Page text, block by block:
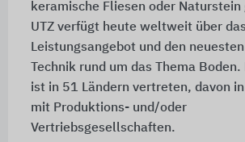
keramische Fliesen oder Naturstein
UTZ verfügt heute weltweit über
Leistungsangebot und den
Technik rund um das Thema Boden.
ist in 51 Ländern vertreten, davon in
mit Produktions- und/oder
Vertriebsgesellschaften.